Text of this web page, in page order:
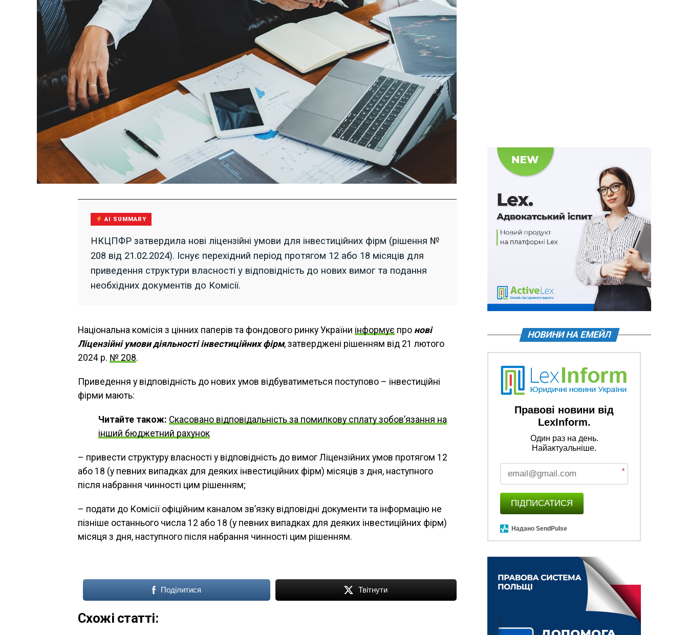
AI SUMMARY
НКЦПФР затвердила нові ліцензійні умови для інвестиційних фірм (рішення №
208 від 21.02.2024). Існує перехідний період протягом 12 або 18 місяців для
приведення структури власності у відповідність до нових вимог та подання
необхідних документів до Комісії.
Національна комісія з цінних паперів та фондового ринку України інформує про нові
Ліцензійні умови діяльності інвестиційних фірм, затверджені рішенням від 21 лютого
2024 р. № 208.
Приведення у відповідність до нових умов відбуватиметься поступово – інвестиційні
фірми мають:
Читайте також: Скасовано відповідальність за помилкову сплату зобов’язання на
інший бюджетний рахунок
– привести структуру власності у відповідність до вимог Ліцензійних умов протягом 12
або 18 (у певних випадках для деяких інвестиційних фірм) місяців з дня, наступного
після набрання чинності цим рішенням;
– подати до Комісії офіційним каналом зв’язку відповідні документи та інформацію не
пізніше останнього числа 12 або 18 (у певних випадках для деяких інвестиційних фірм)
місяця з дня, наступного після набрання чинності цим рішенням.
Поділитися Твітнути
Схожі статті:
НОВИНИ НА ЕМЕЙЛ
Правові новини від
LexInform.
Один раз на день.
Найактуальніше.
*
ПІДПИСАТИСЯ
Надано SendPulse